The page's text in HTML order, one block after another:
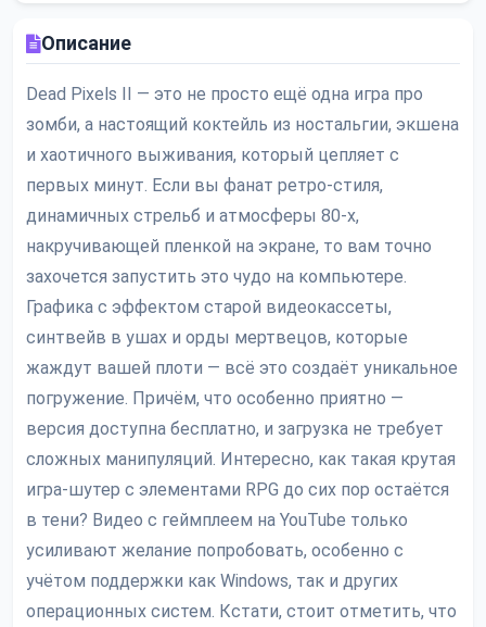
Описание
Dead Pixels II — это не просто ещё одна игра про
зомби, а настоящий коктейль из ностальгии, экшена
и хаотичного выживания, который цепляет с
первых минут. Если вы фанат ретро-стиля,
динамичных стрельб и атмосферы 80-х,
накручивающей пленкой на экране, то вам точно
захочется запустить это чудо на компьютере.
Графика с эффектом старой видеокассеты,
синтвейв в ушах и орды мертвецов, которые
жаждут вашей плоти — всё это создаёт уникальное
погружение. Причём, что особенно приятно —
версия доступна бесплатно, и загрузка не требует
сложных манипуляций. Интересно, как такая крутая
игра-шутер с элементами RPG до сих пор остаётся
в тени? Видео с геймплеем на YouTube только
усиливают желание попробовать, особенно с
учётом поддержки как Windows, так и других
операционных систем. Кстати, стоит отметить, что